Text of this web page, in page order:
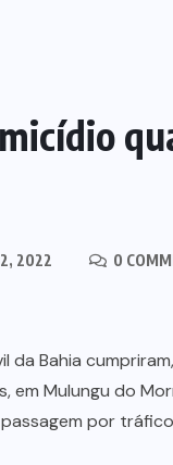
2022 0
da Bahia
em Mulungu do
por